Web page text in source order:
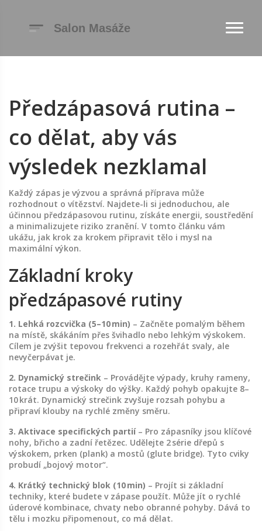
Předzápasová rutina –
co dělat, aby vás
výsledek nezklamal
Každý zápas je výzvou a správná příprava může
rozhodnout o vítězství. Najdete-li si jednoduchou, ale
účinnou předzápasovou rutinu, získáte energii, soustředění
a minimalizujete riziko zranění. V tomto článku vám
ukážu, jak krok za krokem připravit tělo i mysl na
maximální výkon.
Základní kroky
předzápasové rutiny
1. Lehká rozcvička (5–10 min) – Začněte pomalým během
na místě, skákáním přes švihadlo nebo lehkým výskokem.
Cílem je zvýšit tepovou frekvenci a rozehřát svaly, ale
nevyčerpávat je.
2. Dynamický strečink – Provádějte výpady, kruhy rameny,
rotace trupu a výskoky do výšky. Každý pohyb opakujte 8–
10 krát. Dynamický strečink zvyšuje rozsah pohybu a
připraví klouby na rychlé změny směru.
3. Aktivace specifických partií– Pro zápasníky jsou klíčové
nohy, břicho a zadní řetězec. Udělejte 2 série dřepů s
výskokem, prken (plank) a mostů (glute bridge). Tyto cviky
probudí „bojový motor“.
4. Krátký technický blok (10 min) – Projít si základní
techniky, které budete v zápase použít. Může jít o rychlé
úderové kombinace, chvaty nebo obranné pohyby. Dává to
tělu i mozku připomenout, co má dělat.